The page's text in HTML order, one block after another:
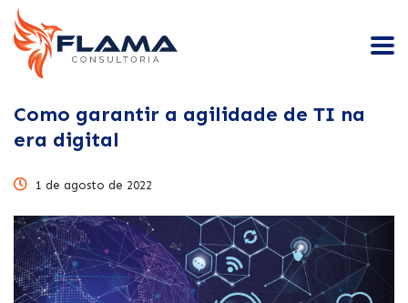
Como garantir a agilidade de TI na
era digital
1 de agosto de 2022